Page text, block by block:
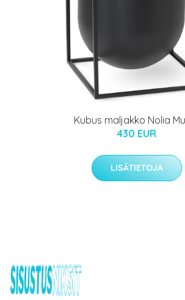
Kubus maljakko Nolia
430 EUR
LISÄTIETOJA